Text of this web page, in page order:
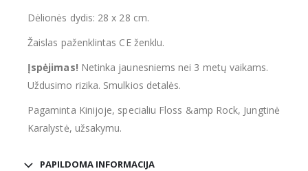
Dėlionės dydis: 28 x 28 cm.
Žaislas paženklintas CE ženklu.
Įspėjimas! Netinka jaunesniems nei 3 metų vaikams.
Uždusimo rizika. Smulkios detalės.
Pagaminta Kinijoje, specialiu Floss &amp Rock, Jungtinė
Karalystė, užsakymu.
PAPILDOMA INFORMACIJA